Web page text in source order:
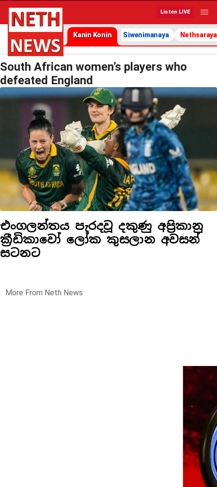
Listen LIVE
Kanin Konin Siwenimanaya Nethsaraya
South African women’s players who
defeated England
එංගලන්තය පැරදවූ දකුණු අප්‍රිකානු
ක්‍රීඩිකාවෝ ලෝක කුසලාන අවසන්
සටනට
More From Neth News